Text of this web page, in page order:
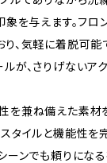
象を与えます。フ
、気軽に着脱可能
が、さりげないア
を兼ね備えた素材
タイルと機能性を
ーンでも頼りにな